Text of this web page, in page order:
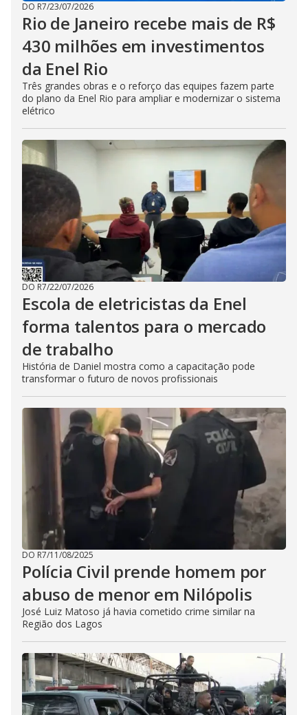
DO R7/23/07/2026
Rio de Janeiro recebe mais de R$
430 milhões em investimentos
da Enel Rio
Três grandes obras e o reforço das equipes fazem parte
do plano da Enel Rio para ampliar e modernizar o sistema
elétrico
DO R7/22/07/2026
Escola de eletricistas da Enel
forma talentos para o mercado
de trabalho
História de Daniel mostra como a capacitação pode
transformar o futuro de novos profissionais
DO R7/11/08/2025
Polícia Civil prende homem por
abuso de menor em Nilópolis
José Luiz Matoso já havia cometido crime similar na
Região dos Lagos